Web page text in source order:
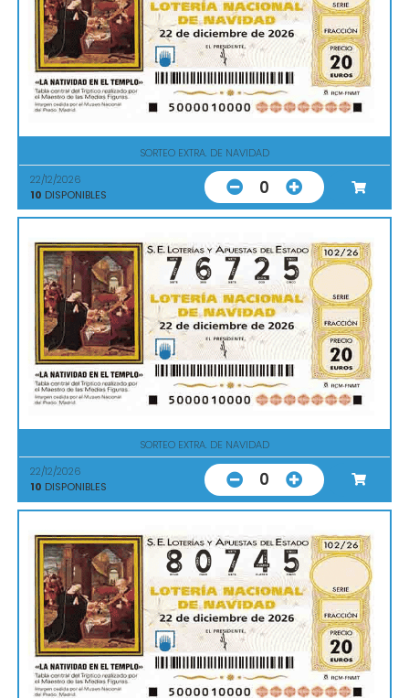
SORTEO EXTRA. DE NAVIDAD
22/12/2026
10 DISPONIBLES 0
SORTEO EXTRA. DE NAVIDAD
22/12/2026
10 DISPONIBLES 0